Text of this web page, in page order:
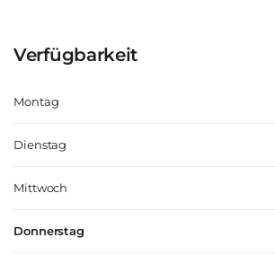
Verfügbarkeit
Montag
Dienstag
Mittwoch
Donnerstag